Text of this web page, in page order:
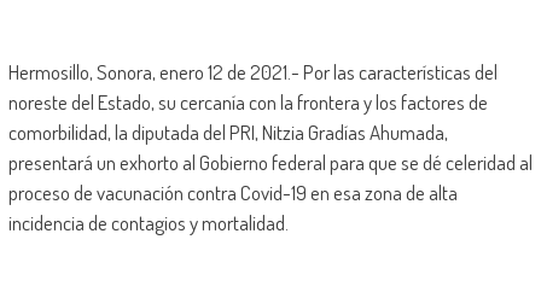
Hermosillo, Sonora, enero 12 de 2021.- Por las características del
noreste del Estado, su cercanía con la frontera y los factores de
comorbilidad, la diputada del PRI, Nitzia Gradías Ahumada,
presentará un exhorto al Gobierno federal para que se dé celeridad al
proceso de vacunación contra Covid-19 en esa zona de alta
incidencia de contagios y mortalidad.